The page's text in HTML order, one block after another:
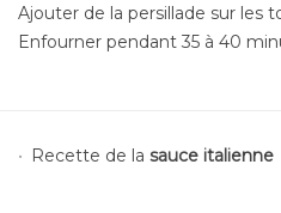
Ajouter de la persillade sur les
Enfourner pendant 35 à 40
Recette de lasauce italienne